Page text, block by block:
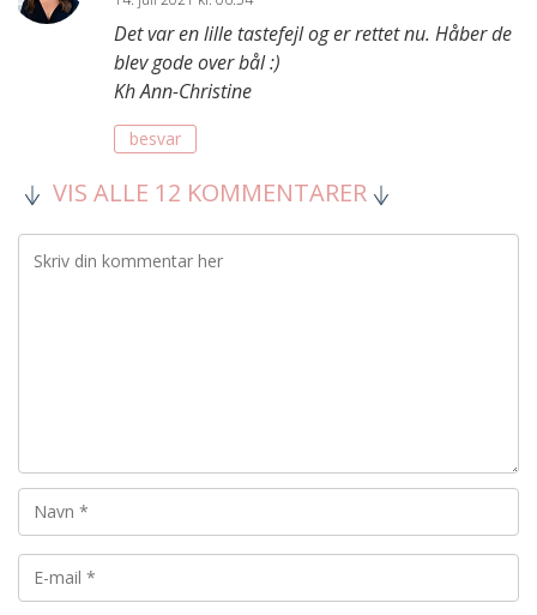
Det var en lille tastefejl og er rettet nu. Håber de
blev gode over bål :)
Kh Ann-Christine
besvar
VIS ALLE 12 KOMMENTARER